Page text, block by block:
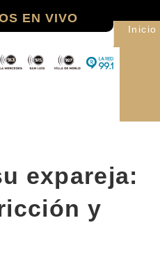
EN VIVO
Inicio
expareja:
y